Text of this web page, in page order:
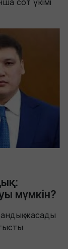
сот үкімі
мүмкін?
жасады